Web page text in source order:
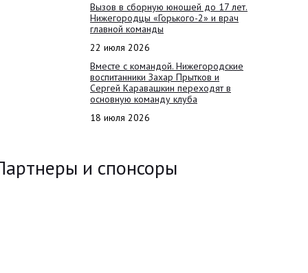
Вызов в сборную юношей до 17 лет.
Нижегородцы «Горького-2» и врач
главной команды
22 июля 2026
Вместе с командой. Нижегородские
воспитанники Захар Прытков и
Сергей Каравашкин переходят в
основную команду клуба
18 июля 2026
и спонсоры